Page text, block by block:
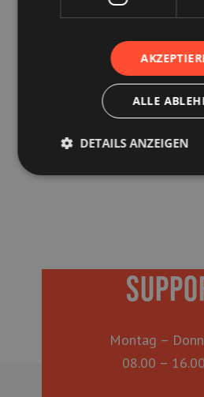
SSL Zertifikat prüfen
Montag –
08.00 –
ALLE
DETAILS ANZEIGEN